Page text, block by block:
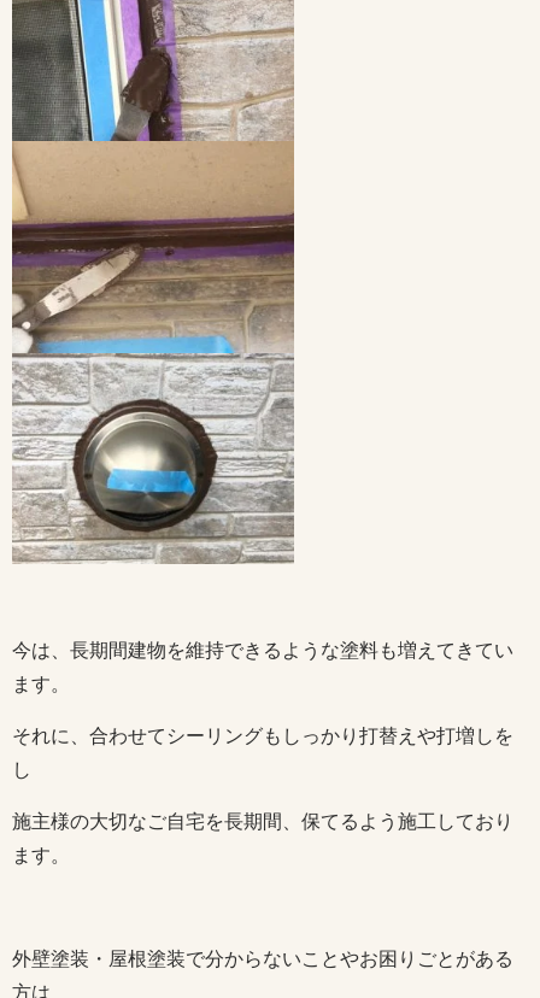
今は、長期間建物を維持できるような塗料も増えてきてい
ます。
それに、合わせてシーリングもしっかり打替えや打増しを
し
施主様の大切なご自宅を長期間、保てるよう施工しており
ます。
外壁塗装・屋根塗装で分からないことやお困りごとがある
方は